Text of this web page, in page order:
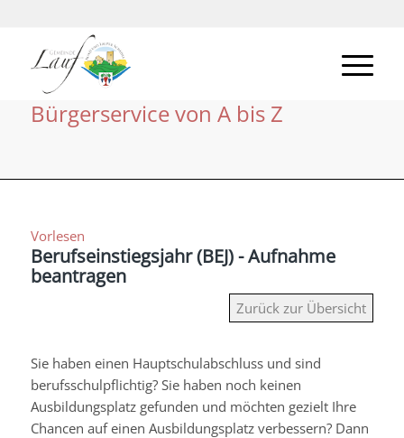
Bürgerservice von A bis Z
Vorlesen
Berufseinstiegsjahr (BEJ) - Aufnahme
beantragen
Zurück zur Übersicht
Sie haben einen Hauptschulabschluss und sind
berufsschulpflichtig? Sie haben noch keinen
Ausbildungsplatz gefunden und möchten gezielt Ihre
Chancen auf einen Ausbildungsplatz verbessern? Dann